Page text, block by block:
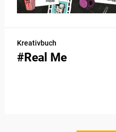
Kreativbuch
#Real Me